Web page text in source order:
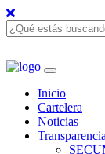
Inicio
Cartelera
Noticias
Transparencia